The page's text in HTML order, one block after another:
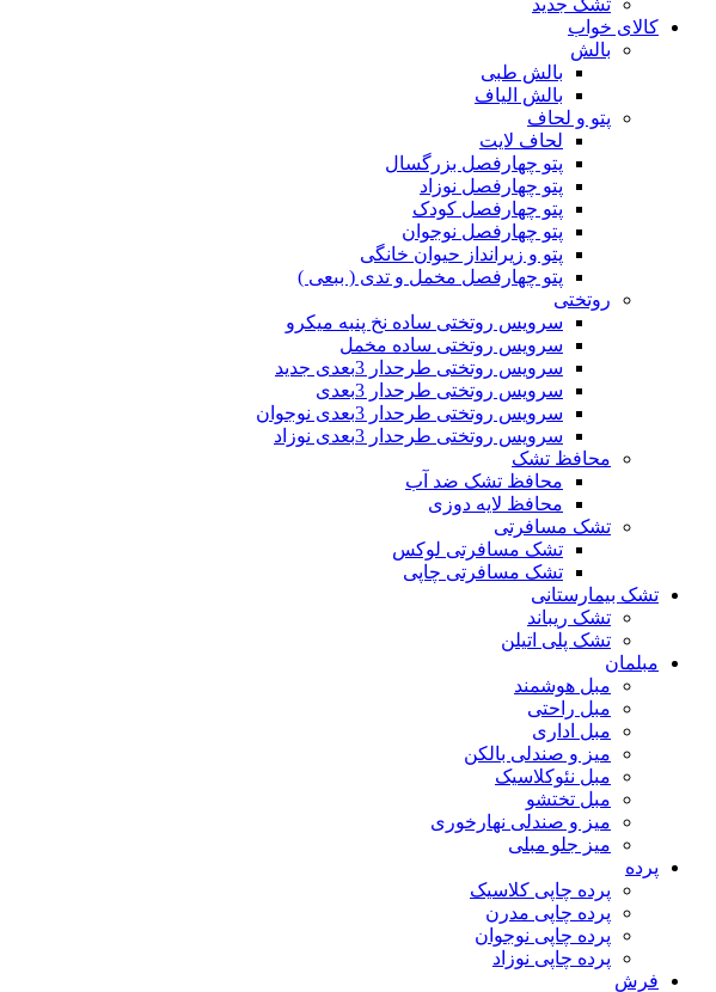
تشک جدید
کالای خواب
بالش
بالش طبی
بالش الیاف
پتو و لحاف
لحاف لایت
پتو چهارفصل بزرگسال
پتو چهارفصل نوزاد
پتو چهارفصل کودک
پتو چهارفصل نوجوان
پتو و زیرانداز حیوان خانگی
پتو چهارفصل مخمل و تدی ( ببعی )
روتختی
سرویس روتختی ساده نخ پنبه میکرو
سرویس روتختی ساده مخمل
سرویس روتختی طرحدار 3بعدی جدید
سرویس روتختی طرحدار 3بعدی
سرویس روتختی طرحدار 3بعدی نوجوان
سرویس روتختی طرحدار 3بعدی نوزاد
محافظ تشک
محافظ تشک ضد آب
محافظ لایه دوزی
تشک مسافرتی
تشک مسافرتی لوکس
تشک مسافرتی چاپی
تشک بیمارستانی
تشک ریباند
تشک پلی اتیلن
مبلمان
مبل هوشمند
مبل راحتی
مبل اداری
میز و صندلی بالکن
مبل نئوکلاسیک
مبل تختشو
میز و صندلی نهارخوری
میز جلو مبلی
پرده
پرده چاپی کلاسیک
پرده چاپی مدرن
پرده چاپی نوجوان
پرده چاپی نوزاد
فرش